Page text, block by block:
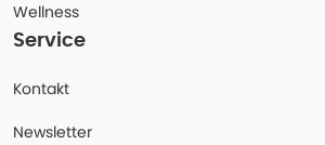
Wellness
Service
Kontakt
Newsletter